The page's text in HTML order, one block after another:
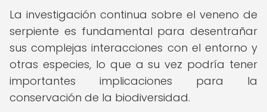
La investigación continua sobre el veneno de
serpiente es fundamental para desentrañar
sus complejas interacciones con el entorno y
otras especies, lo que a su vez podría tener
importantes implicaciones para la
conservación de la biodiversidad.